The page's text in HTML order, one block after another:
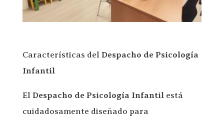
Características del Despacho de Psicología
Infantil
El Despacho de Psicología Infantilestá
cuidadosamente diseñado para